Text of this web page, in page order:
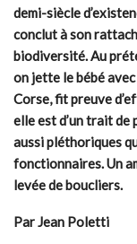
demi-siècle
conclut à son
biodiversité. Au
on jette le bébé
Corse, fit preuve
elle est d’un trait de
aussi pléthoriques
fonctionnaires. Un
levée de boucliers.
Par Jean Poletti